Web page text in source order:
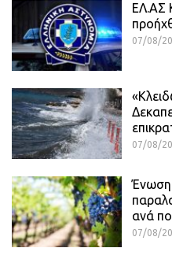
ΕΛ.ΑΣ
07/08/
07/08/
Ένωση
ανά
07/08/